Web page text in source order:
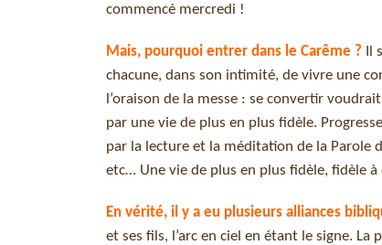
commencé mercredi !
Mais, pourquoi entrer dans le Carême ? Il
chacune, dans son intimité, de vivre une
l’oraison de la messe : se convertir
par une vie de plus en plus fidèle.
par la lecture et la méditation de la Parole
etc… Une vie de plus en plus fidèle, fidèle à
En vérité, il y a eu plusieurs alliances
et ses fils, l’arc en ciel en étant le signe.